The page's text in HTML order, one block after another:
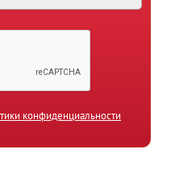
конфиденциальности